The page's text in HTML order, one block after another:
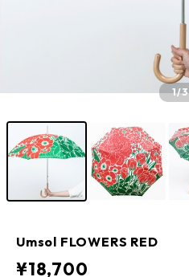
1/3
Umsol FLOWERS RED
¥18,700